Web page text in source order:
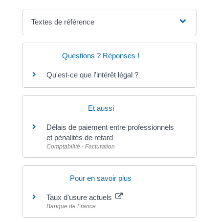
Textes de référence
Questions ? Réponses !
Qu'est-ce que l'intérêt légal ?
Et aussi
Délais de paiement entre professionnels
et pénalités de retard
Comptabilité - Facturation
Pour en savoir plus
Taux d'usure actuels
Banque de France